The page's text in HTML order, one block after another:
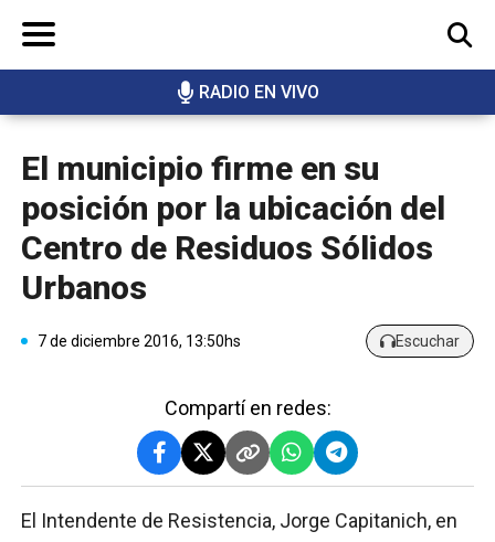
RADIO EN VIVO
BUSCAR
El municipio firme en su
posición por la ubicación del
Centro de Residuos Sólidos
Urbanos
7 de diciembre 2016, 13:50hs Escuchar
Compartí en redes:
El Intendente de Resistencia, Jorge Capitanich, en